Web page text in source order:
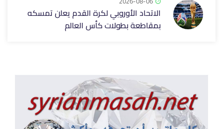
الاتحاد الأوروبي لكرة القدم يعلن تمسكه
بمقاطعة بطولات كأس العالم